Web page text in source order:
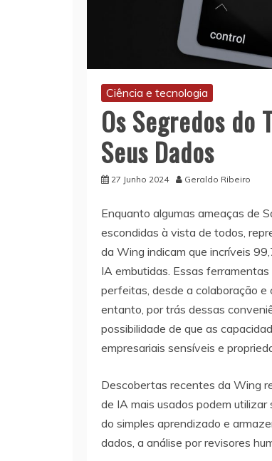
Ciência e tecnologia
Os Segredos do
Seus Dados
27 Junho 2024 Geraldo Ribeiro
Enquanto algumas ameaças de
escondidas à vista de todos,
da Wing indicam que incríveis
IA embutidas. Essas
perfeitas, desde a colaboração
entanto, por trás dessas
possibilidade de que as
empresariais sensíveis e
Descobertas recentes da Wing
de IA mais usados podem
do simples aprendizado e
dados, a análise por revisores